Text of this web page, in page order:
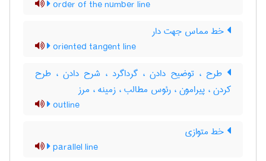
order of the number line
خط مماس جهت دار
oriented tangent line
طرح ، توضیح دادن ، گرداگرد ، شرح دادن ، طرح
کردن ، پیرامون ، رئوس مطالب ، زمینه ، مرز
outline
خط متوازی
parallel line